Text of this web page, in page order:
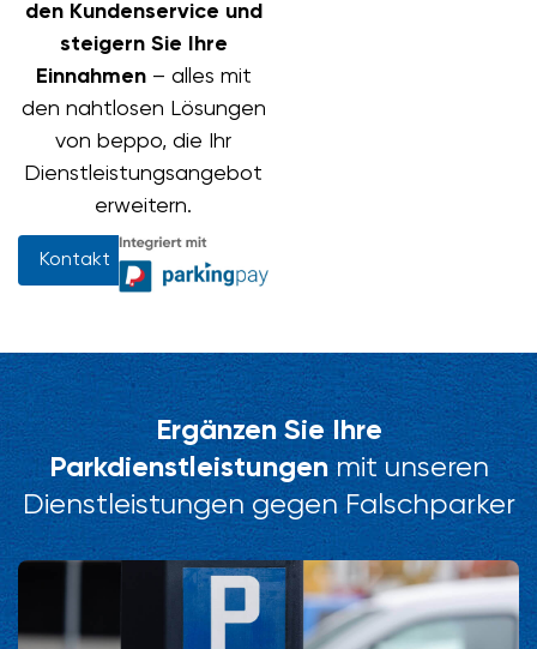
den Kundenservice und
steigern Sie Ihre
Einnahmen– alles mit
den nahtlosen Lösungen
von beppo, die Ihr
Dienstleistungsangebot
erweitern.
Kontakt
Ergänzen Sie Ihre
Parkdienstleistungenmit unseren
Dienstleistungen gegen Falschparker